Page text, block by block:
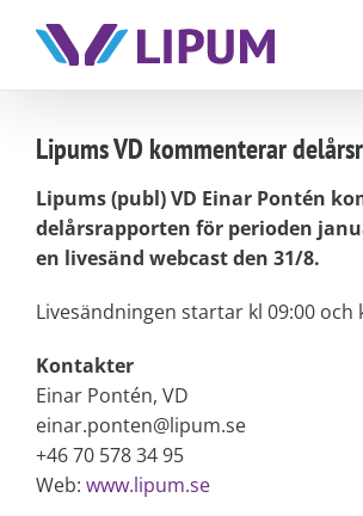
Lipums VD kommenterar
Lipums (publ) VD Einar Pontén
delårsrapporten för perioden
en livesänd webcast den 31/8.
Livesändningen startar kl 09:00 och
Kontakter
Einar Pontén, VD
einar.ponten@lipum.se
+46 70 578 34 95
Web: www.lipum.se